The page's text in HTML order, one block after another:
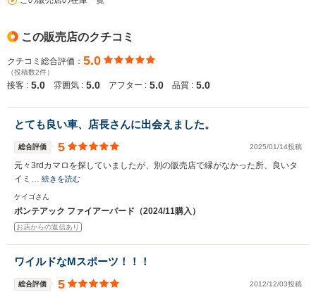
この販売店のクチコミ
クチコミ総合評価： 5.0
（投稿数2件）
接客 : 5.0 雰囲気 : 5.0 アフター : 5.0 品質 : 5.0
とても良い車、店長さんに出会えました。
総合評価 5 2025/01/14投稿
元々3rdカマロを探していましたが、別の販売店で縁がなかった所、良いタ
イミ… 続きを読む
ケイゴさん
ポンテアック ファイアーバード（2024/11購入）
お店からの返信あり
ワイルドなMスポーツ！！！
総合評価 5 2012/12/03投稿
いいえ